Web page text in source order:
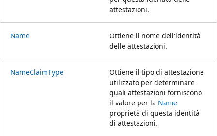
attestazioni.
Name
Ottiene il nome dell'identità
delle attestazioni.
NameClaimType
Ottiene il tipo di attestazione
utilizzato per determinare
quali attestazioni forniscono
il valore per la Name
proprietà di questa identità
di attestazioni.